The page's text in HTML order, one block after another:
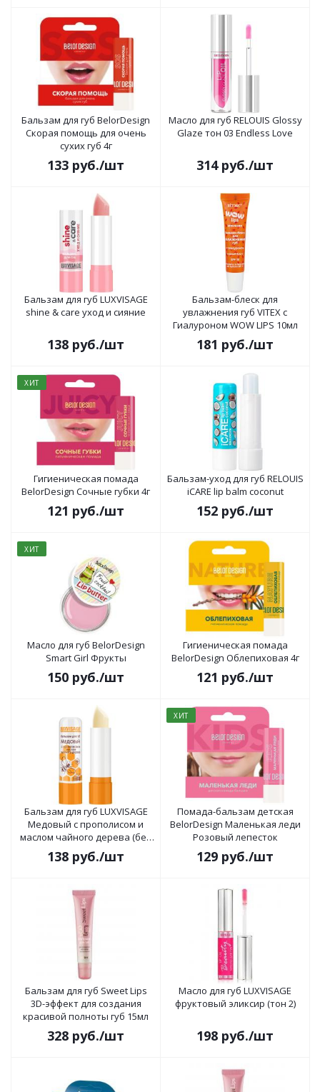
Бальзам для губ BelorDesign
Скорая помощь для очень
сухих губ 4г
133 руб./шт
Масло для губ RELOUIS Glossy
Glaze тон 03 Endless Love
314руб./шт
Бальзам для губ LUXVISAGE
shine & care уход и сияние
138 руб./шт
Бальзам-блеск для
увлажнения губ VITEX с
Гиалуроном WOW LIPS 10мл
181 руб./шт
ХИТ
Гигиеническая помада
BelorDesign Сочные губки 4г
121 руб./шт
Бальзам-уход для губ RELOUIS
iCARE lip balm coconut
152 руб./шт
ХИТ
Масло для губ BelorDesign
Smart Girl Фрукты
150 руб./шт
Гигиеническая помада
BelorDesign Облепиховая 4г
121 руб./шт
Бальзам для губ LUXVISAGE
Медовый с прополисом и
маслом чайного дерева (без
блистера)
138 руб./шт
ХИТ
Помада-бальзам детская
BelorDesign Маленькая леди
Розовый лепесток
129 руб./шт
Бальзам для губ Sweet Lips
3D-эффект для создания
красивой полноты губ 15мл
328 руб./шт
Масло для губ LUXVISAGE
фруктовый эликсир (тон 2)
198 руб./шт